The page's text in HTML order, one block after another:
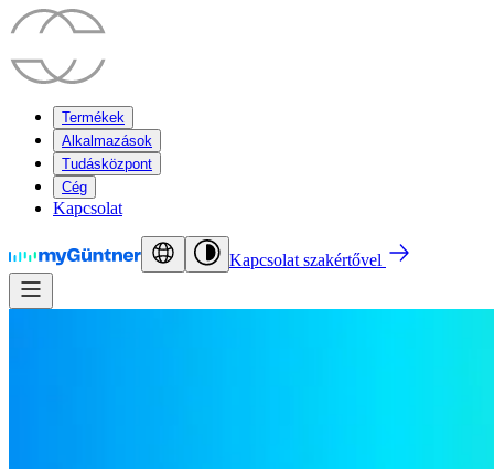
Termékek
Alkalmazások
Tudásközpont
Cég
Kapcsolat
Kapcsolat szakértővel